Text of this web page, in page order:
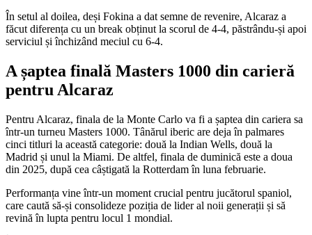
În setul al doilea, deși Fokina a dat semne de revenire, Alcaraz a
făcut diferența cu un break obținut la scorul de 4-4, păstrându-și apoi
serviciul și închizând meciul cu 6-4.
A șaptea finală Masters 1000 din carieră
pentru Alcaraz
Pentru Alcaraz, finala de la Monte Carlo va fi a șaptea din cariera sa
într-un turneu Masters 1000. Tânărul iberic are deja în palmares
cinci titluri la această categorie: două la Indian Wells, două la
Madrid și unul la Miami. De altfel, finala de duminică este a doua
din 2025, după cea câștigată la Rotterdam în luna februarie.
Performanța vine într-un moment crucial pentru jucătorul spaniol,
care caută să-și consolideze poziția de lider al noii generații și să
revină în lupta pentru locul 1 mondial.